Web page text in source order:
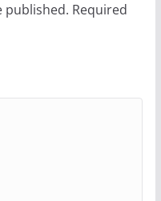
published. Required